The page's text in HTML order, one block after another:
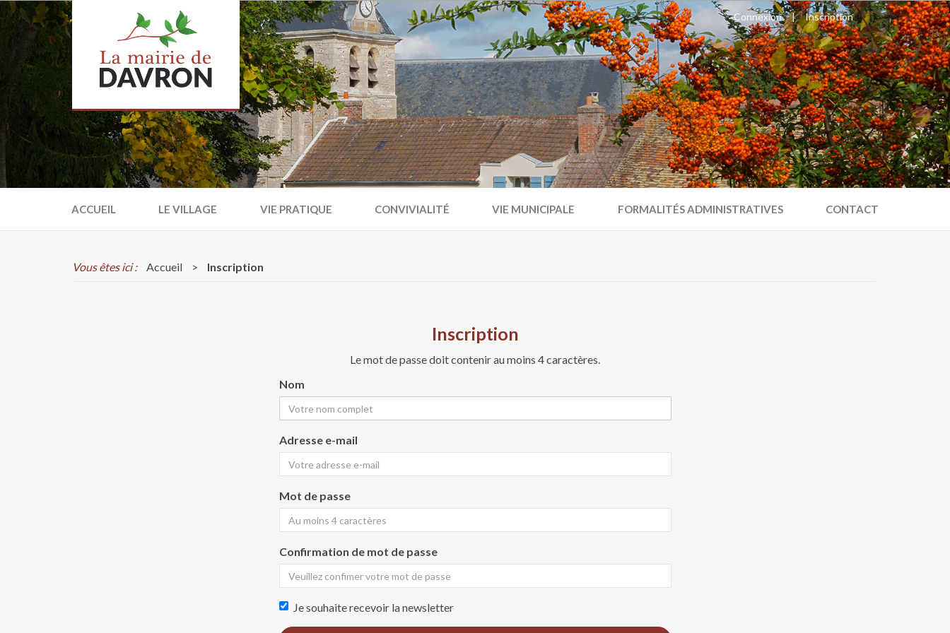
Connexion | Inscription
ACCUEIL LE VILLAGE VIE PRATIQUE CONVIVIALITÉ VIE MUNICIPALE FORMALITÉS ADMINISTRATIVES CONTACT
Vous êtes ici : Accueil > Inscription
Inscription
Le mot de passe doit contenir au moins 4 caractères.
Nom
Adresse e-mail
Mot de passe
Confirmation de mot de passe
Je souhaite recevoir la newsletter